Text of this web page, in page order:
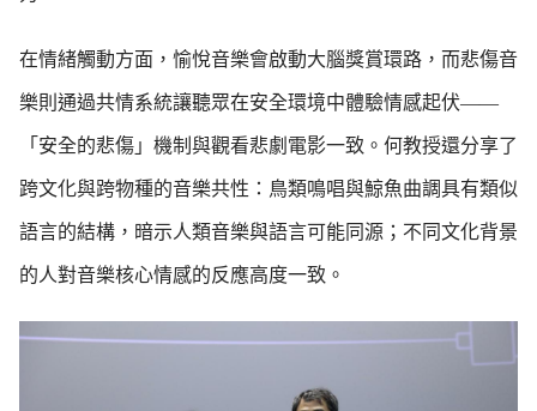
在情緒觸動方面，愉悅音樂會啟動大腦獎賞環路，而悲傷音
樂則通過共情系統讓聽眾在安全環境中體驗情感起伏——
「安全的悲傷」機制與觀看悲劇電影一致。何教授還分享了
跨文化與跨物種的音樂共性：鳥類鳴唱與鯨魚曲調具有類似
語言的結構，暗示人類音樂與語言可能同源；不同文化背景
的人對音樂核心情感的反應高度一致。